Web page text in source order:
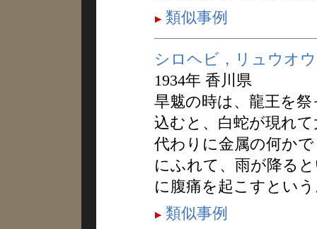
類似事例
シロヘビ，リュウオウ
1934年 香川県
旱魃の時は、龍王を
込むと、白蛇が現れ
代わりに金属の何か
にふれて、雨が降る
に腹痛を起こすとい
類似事例